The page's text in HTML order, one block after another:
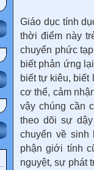
Giáo dục tính
thời điểm này
chuyển phức
biết phản ứng
biết tự kiêu, biết
cơ thể, cảm
vậy chúng cần
theo dõi sự
chuyển về
phận giới tính
nguyệt, sự phát